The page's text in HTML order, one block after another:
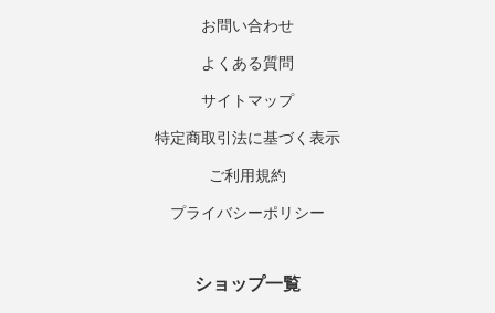
お問い合わせ
よくある質問
サイトマップ
特定商取引法に基づく表示
ご利用規約
プライバシーポリシー
ショップ一覧